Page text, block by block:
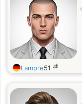
Lampre51 歳